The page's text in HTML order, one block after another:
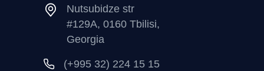
Nutsubidze str
#129A, 0160 Tbilisi,
Georgia
(+995 32) 224 15 15